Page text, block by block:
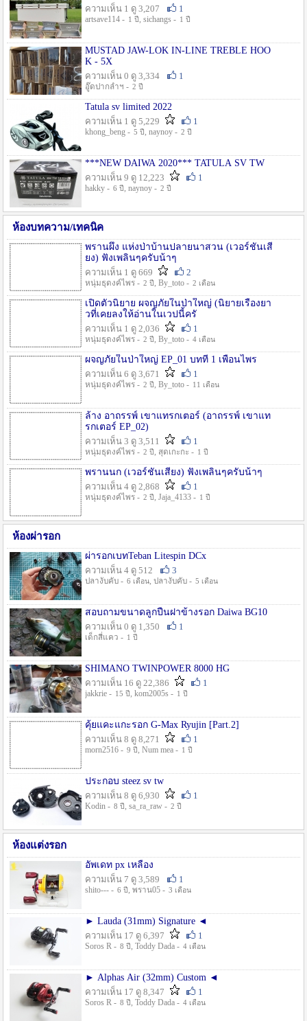
ความเห็น 1 ดู 3,207
1
artsave114 - 1 ปี , sichangs - 1 ปี
MUSTAD JAW-LOK IN-LINE TREBLE HOO
K - 5X
ความเห็น 0 ดู 3,334
1
อู๊ดปากลำฯ - 2 ปี
Tatula sv limited 2022
ความเห็น 1 ดู 5,229
1
khong_beng - 5 ปี , naynoy - 2 ปี
***NEW DAIWA 2020*** TATULA SV TW
ความเห็น 9 ดู 12,223
1
hakky - 6 ปี , naynoy - 2 ปี
ห้องบทความ/เทคนิค
พรานผึ้ง แห่งป่าบ้านปลายนาสวน (เวอร์ชั่นเสี
ยง) ฟังเพลินๆครับน้าๆ
ความเห็น 1 ดู 669
2
หนุ่มธุดงค์ไพร - 2 ปี , By_toto - 2 เดือน
เปิดตัวนิยาย ผจญภัยในป่าใหญ่ (นิยายเรื่องยา
วที่เคยลงให้อ่านในเวปนี้ครั
ความเห็น 1 ดู 2,036
1
หนุ่มธุดงค์ไพร - 2 ปี , By_toto - 4 เดือน
ผจญภัยในป่าใหญ่ EP_01 บทที่ 1 เพื่อนไพร
ความเห็น 6 ดู 3,671
1
หนุ่มธุดงค์ไพร - 2 ปี , By_toto - 11 เดือน
ล้าง อาถรรพ์ เขาแทรกเตอร์ (อาถรรพ์ เขาแท
รกเตอร์ EP_02)
ความเห็น 3 ดู 3,511
1
หนุ่มธุดงค์ไพร - 2 ปี , สุดเกะกะ - 1 ปี
พรานนก (เวอร์ชั่นเสียง) ฟังเพลินๆครับน้าๆ
ความเห็น 4 ดู 2,868
1
หนุ่มธุดงค์ไพร - 2 ปี , Jaja_4133 - 1 ปี
ห้องผ่ารอก
ผ่ารอกเบทTeban Litespin DCx
ความเห็น 4 ดู 512
3
ปลางับคับ - 6 เดือน, ปลางับคับ - 5 เดือน
สอบถามขนาดลูกปืนฝาข้างรอก Daiwa BG10
ความเห็น 0 ดู 1,350
1
เด็กสี่แคว - 1 ปี
SHIMANO TWINPOWER 8000 HG
ความเห็น 16 ดู 22,386
1
jakkrie - 15 ปี , kom2005s - 1 ปี
คุ้ยแคะแกะรอก G-Max Ryujin [Part.2]
ความเห็น 8 ดู 8,271
1
morn2516 - 9 ปี , Num mea - 1 ปี
ประกอบ steez sv tw
ความเห็น 8 ดู 6,930
1
Kodin - 8 ปี , sa_ra_raw - 2 ปี
ห้องแต่งรอก
อัพเดท px เหลือง
ความเห็น 7 ดู 3,589
1
shito--- - 6 ปี , พราน05 - 3 เดือน
► Lauda (31mm) Signature ◄
ความเห็น 17 ดู 6,397
1
Soros R - 8 ปี , Toddy Dada - 4 เดือน
► Alphas Air (32mm) Custom ◄
ความเห็น 17 ดู 8,347
1
Soros R - 8 ปี , Toddy Dada - 4 เดือน